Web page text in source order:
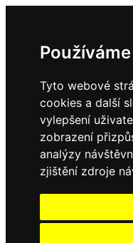
Tyto webové
cookies a další
vylepšení
zobrazení
analýzy
zjištění zdroje